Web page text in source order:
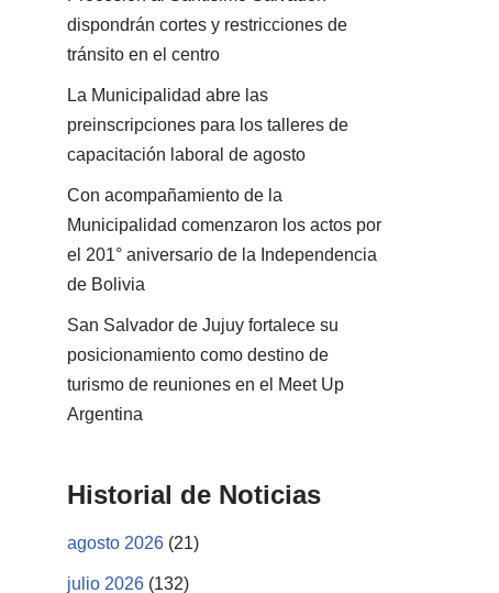
dispondrán cortes y restricciones de
tránsito en el centro
La Municipalidad abre las
preinscripciones para los talleres de
capacitación laboral de agosto
Con acompañamiento de la
Municipalidad comenzaron los actos por
el 201° aniversario de la Independencia
de Bolivia
San Salvador de Jujuy fortalece su
posicionamiento como destino de
turismo de reuniones en el Meet Up
Argentina
Historial de Noticias
agosto 2026 (21)
julio 2026 (132)